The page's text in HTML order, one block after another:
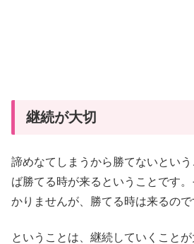
継続が大切
諦めなてしまうから勝てないとい
ば勝てる時が来るということです
かりませんが、勝てる時は来るので
ということは、継続していくこと